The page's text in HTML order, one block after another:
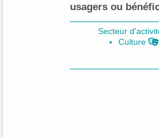
usagers ou
Secteur
Culture